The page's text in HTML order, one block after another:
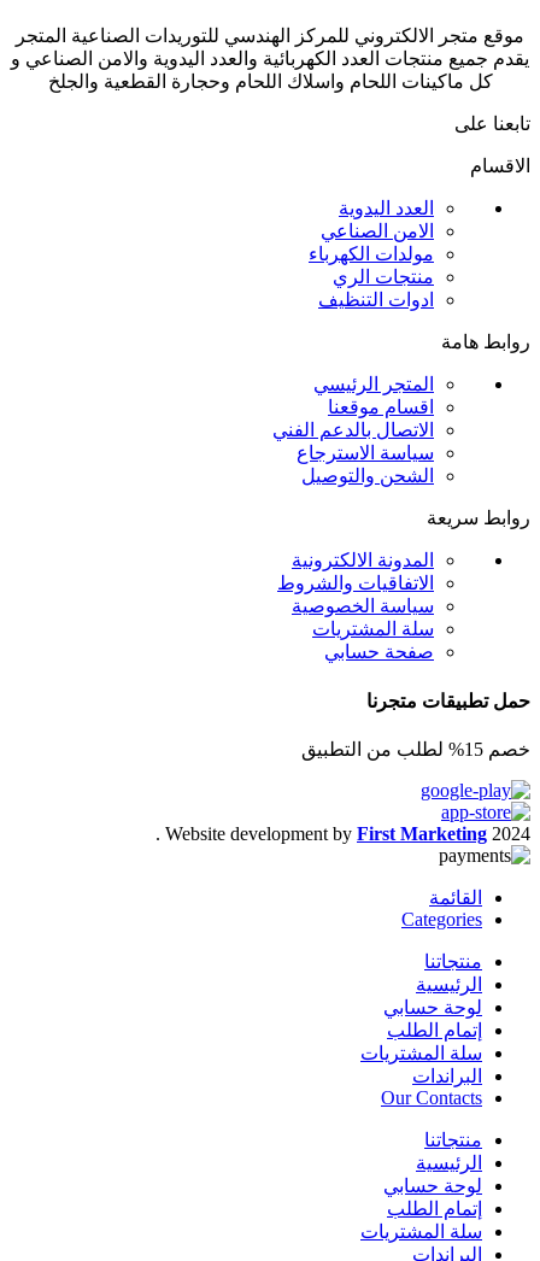
موقع متجر الالكتروني للمركز الهندسي للتوريدات الصناعية المتجر
يقدم جميع منتجات العدد الكهربائية والعدد اليدوية والامن الصناعي و
كل ماكينات اللحام واسلاك اللحام وحجارة القطعية والجلخ
تابعنا على
الاقسام
العدد اليدوية
الامن الصناعي
مولدات الكهرباء
منتجات الري
ادوات التنظيف
روابط هامة
المتجر الرئيسي
اقسام موقعنا
الاتصال بالدعم الفني
سياسة الاسترجاع
الشحن والتوصيل
روابط سريعة
المدونة الالكترونية
الاتفاقيات والشروط
سياسة الخصوصية
سلة المشتريات
صفحة حسابي
حمل تطبيقات متجرنا
خصم 15% لطلب من التطبيق
Website development by First Marketing 2024
.
القائمة
Categories
منتجاتنا
الرئيسية
لوحة حسابي
إتمام الطلب
سلة المشتريات
البراندات
Our Contacts
منتجاتنا
الرئيسية
لوحة حسابي
إتمام الطلب
سلة المشتريات
البراندات